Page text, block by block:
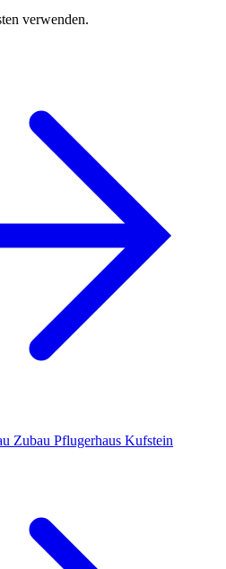
verwenden.
Zubau Pflugerhaus Kufstein